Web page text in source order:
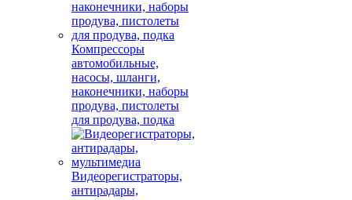
Компрессоры
автомобильные,
насосы, шланги,
наконечники, наборы
продува, пистолеты
для продува, подка
Видеорегистраторы,
антирадары,